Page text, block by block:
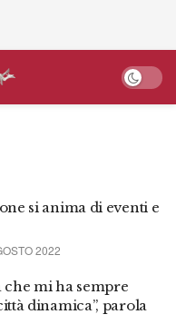
si anima di eventi e
2022
che mi ha sempre
dinamica”, parola